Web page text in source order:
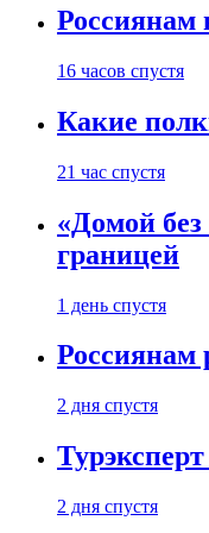
Россиянам
16 часов спустя
Какие
21 час спустя
«Домой
границей
1 день спустя
Россиянам
2 дня спустя
2 дня спустя